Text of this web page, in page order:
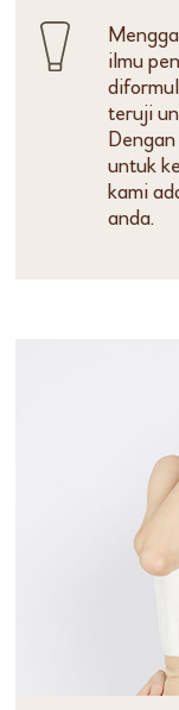
ilmu
teruji
untuk
kami
anda.